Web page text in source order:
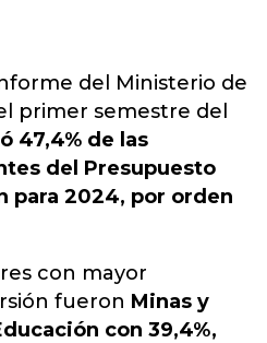
del Ministerio de
primer semestre del
47,4% de las
del Presupuesto
para 2024, por orden
con mayor
fueron Minas y
con 39,4%,